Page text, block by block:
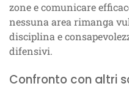
zone e comunicare
nessuna area rimanga
disciplina e
difensivi.
Confronto con altri